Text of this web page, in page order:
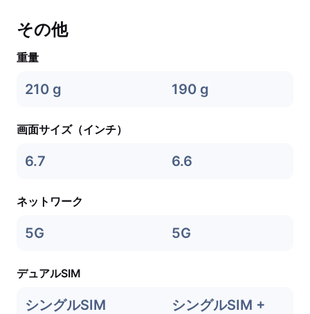
その他
重量
210 g 190 g
画面サイズ（インチ）
6.7 6.6
ネットワーク
5G 5G
デュアルSIM
シングルSIM
シングルSIM +